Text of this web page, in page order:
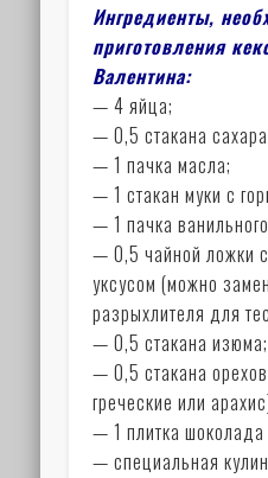
Ингредиенты,
приготовления
Валентина:
— 4 яйца;
— 0,5 стакана
— 1 пачка масла;
— 1 стакан муки с
— 1 пачка
— 0,5 чайной ложки
уксусом (можно
разрыхлителя для
— 0,5 стакана изюма;
— 0,5 стакана
греческие или
— 1 плитка
— специальная